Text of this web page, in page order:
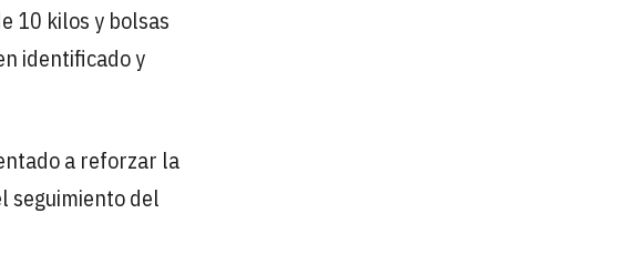
10 kilos y bolsas
identificado y
a reforzar la
seguimiento del